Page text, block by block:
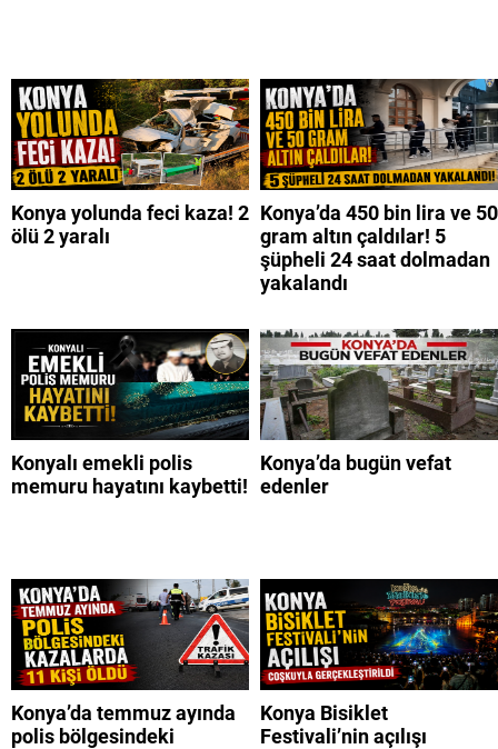
Konya yolunda feci kaza! 2
ölü 2 yaralı
Konya’da 450 bin lira ve 50
gram altın çaldılar! 5
şüpheli 24 saat dolmadan
yakalandı
Konyalı emekli polis
memuru hayatını kaybetti!
Konya’da bugün vefat
edenler
Konya’da temmuz ayında
polis bölgesindeki
Konya Bisiklet
Festivali’nin açılışı